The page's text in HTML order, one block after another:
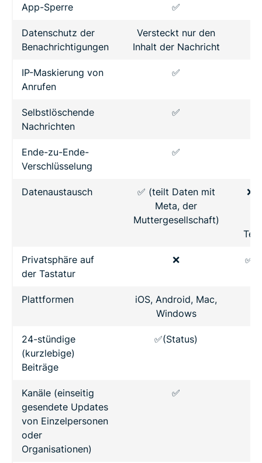
App-Sperre ✅
Datenschutz der
Benachrichtigungen
Versteckt nur den
Inhalt der Nachricht
IP-Maskierung von
Anrufen
✅
Selbstlöschende
Nachrichten
✅
Ende-zu-Ende-
Verschlüsselung
✅
Datenaustausch
✅ (teilt Daten mit
Meta, der
Muttergesellschaft)
❌
Privatsphäre auf
der Tastatur
❌ ✅
Plattformen
iOS, Android, Mac,
Windows
24-stündige
(kurzlebige)
Beiträge
✅(Status)
Kanäle (einseitig
gesendete Updates
von Einzelpersonen
oder
Organisationen)
✅